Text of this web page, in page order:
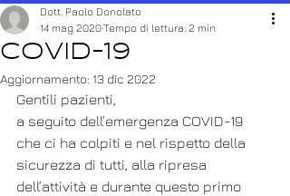
Covid-19
Dott. Paolo Donolato
14 mag 2020Tempo di lettura: 2 min
Aggiornamento: 13 dic 2022
Gentili pazienti,
a seguito dell’emergenza COVID-19
che ci ha colpiti e nel rispetto della
sicurezza di tutti, alla ripresa
dell’attività e durante questo primo